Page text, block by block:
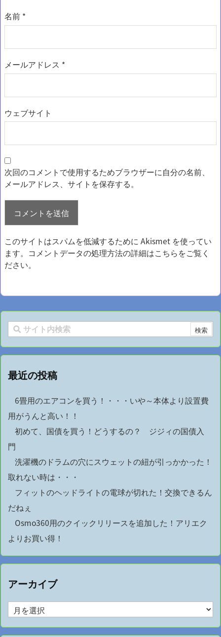
名前 *
メールアドレス *
ウェブサイト
次回のコメントで使用するためブラウザーに自分の名前、
メールアドレス、サイトを保存する。
このサイトはスパムを低減するために Akismet を使ってい
ます。 コメントデータの処理方法の詳細はこちらをご覧く
ださい。
最近の投稿
6畳用のエアコンを買う！・・・いや～本体より設置費
用がうんと高い！！
初めて、国債を買う！どうするの？ ジジィの国債入
門
洗濯機のドラムの穴にスウェットの紐が引っかかった！
取れない時は・・・
フィットのヘッドライトの電球が切れた！交換できるん
だねぇ
Osmo360用のクイックリリースを追加した！アリエク
よりお買い得！
アーカイブ
ー
カ